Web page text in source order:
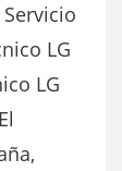
LG
LG